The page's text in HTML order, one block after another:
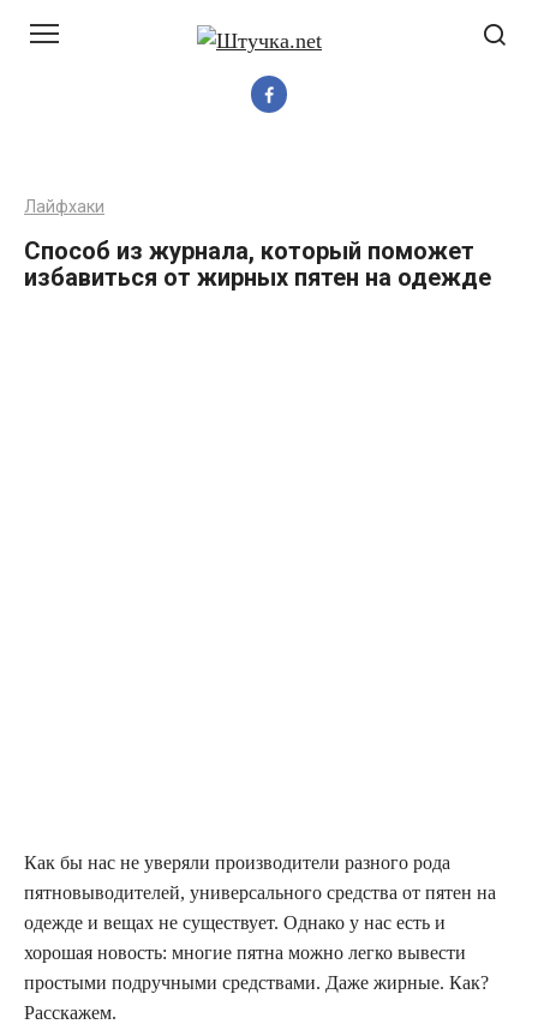
Лайфхаки
Способ из журнала, который поможет
избавиться от жирных пятен на одежде
Как бы нас не уверяли производители разного рода
пятновыводителей, универсального средства от пятен на
одежде и вещах не существует. Однако у нас есть и
хорошая новость: многие пятна можно легко вывести
простыми подручными средствами. Даже жирные. Как?
Расскажем.